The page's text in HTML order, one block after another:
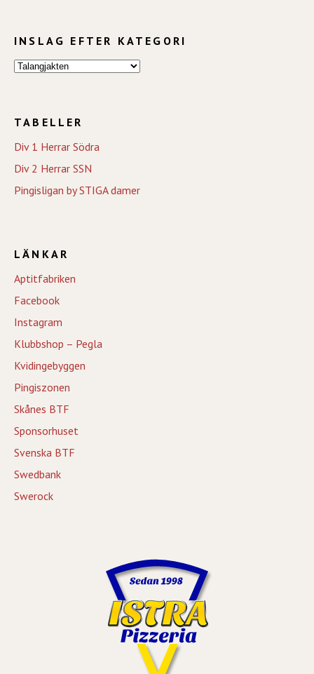
INSLAG EFTER KATEGORI
TABELLER
Div 1 Herrar Södra
Div 2 Herrar SSN
Pingisligan by STIGA damer
LÄNKAR
Aptitfabriken
Facebook
Instagram
Klubbshop – Pegla
Kvidingebyggen
Pingiszonen
Skånes BTF
Sponsorhuset
Svenska BTF
Swedbank
Swerock